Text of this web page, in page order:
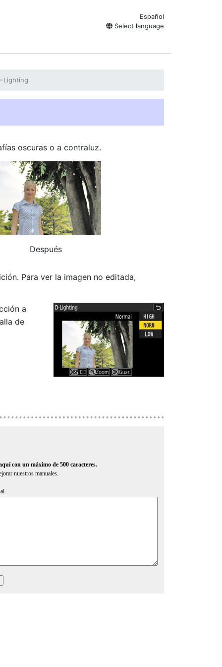
Español
Select language
Lighting
oscuras o a contraluz.
Después
Para ver la imagen no editada,
a
de